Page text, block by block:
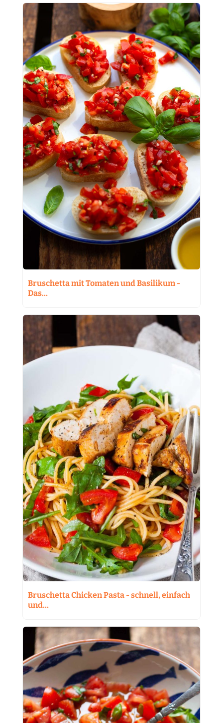
Bruschetta mit Tomaten und Basilikum -
Das…
Bruschetta Chicken Pasta - schnell, einfach
und…